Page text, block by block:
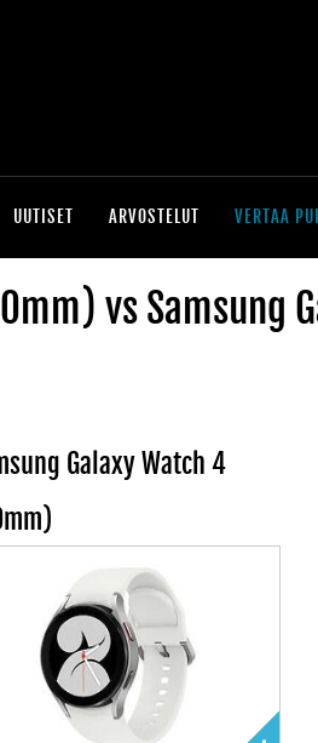
UUTISET ARVOSTELUT VERTAA
vs Samsung
Galaxy Watch 4